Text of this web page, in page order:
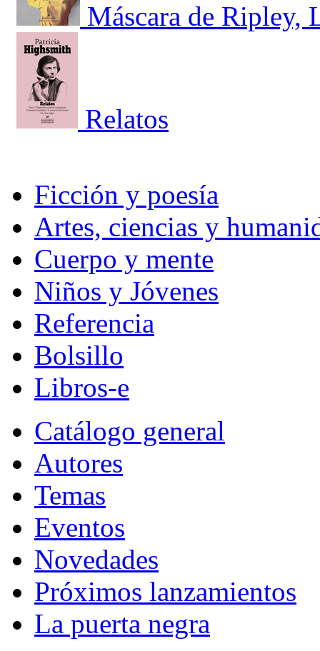
Máscara de Ripley,
Relatos
Ficción y poesía
Artes, ciencias y
Cuerpo y mente
Niños y Jóvenes
Referencia
Bolsillo
Libros-e
Catálogo general
Autores
Temas
Eventos
Novedades
Próximos lanzamientos
La puerta negra